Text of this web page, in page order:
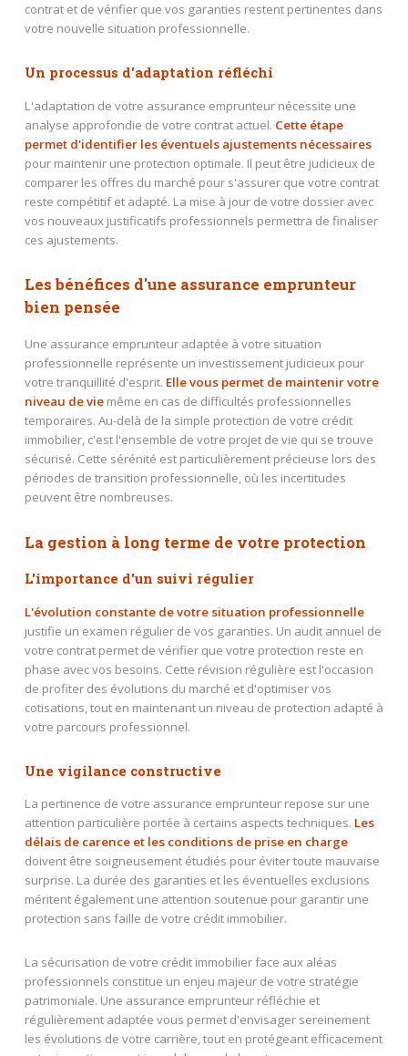
contrat et de vérifier que vos garanties restent pertinentes dans
votre nouvelle situation professionnelle.
Un processus d'adaptation réfléchi
L'adaptation de votre assurance emprunteur nécessite une
analyse approfondie de votre contrat actuel. Cette étape
permet d'identifier les éventuels ajustements nécessaires
pour maintenir une protection optimale. Il peut être judicieux de
comparer les offres du marché pour s'assurer que votre contrat
reste compétitif et adapté. La mise à jour de votre dossier avec
vos nouveaux justificatifs professionnels permettra de finaliser
ces ajustements.
Les bénéfices d'une assurance emprunteur
bien pensée
Une assurance emprunteur adaptée à votre situation
professionnelle représente un investissement judicieux pour
votre tranquillité d'esprit. Elle vous permet de maintenir votre
niveau de viemême en cas de difficultés professionnelles
temporaires. Au-delà de la simple protection de votre crédit
immobilier, c'est l'ensemble de votre projet de vie qui se trouve
sécurisé. Cette sérénité est particulièrement précieuse lors des
périodes de transition professionnelle, où les incertitudes
peuvent être nombreuses.
La gestion à long terme de votre protection
L'importance d'un suivi régulier
L'évolution constante de votre situation professionnelle
justifie un examen régulier de vos garanties. Un audit annuel de
votre contrat permet de vérifier que votre protection reste en
phase avec vos besoins. Cette révision régulière est l'occasion
de profiter des évolutions du marché et d'optimiser vos
cotisations, tout en maintenant un niveau de protection adapté à
votre parcours professionnel.
Une vigilance constructive
La pertinence de votre assurance emprunteur repose sur une
attention particulière portée à certains aspects techniques. Les
délais de carence et les conditions de prise en charge
doivent être soigneusement étudiés pour éviter toute mauvaise
surprise. La durée des garanties et les éventuelles exclusions
méritent également une attention soutenue pour garantir une
protection sans faille de votre crédit immobilier.
La sécurisation de votre crédit immobilier face aux aléas
professionnels constitue un enjeu majeur de votre stratégie
patrimoniale. Une assurance emprunteur réfléchie et
régulièrement adaptée vous permet d'envisager sereinement
les évolutions de votre carrière, tout en protégeant efficacement